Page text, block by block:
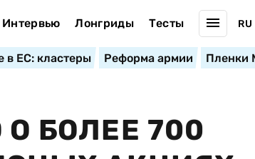
Интервью Лонгриды Тесты RU
в ЕС: кластеры Реформа армии Пленки
БОЛЕЕ 700